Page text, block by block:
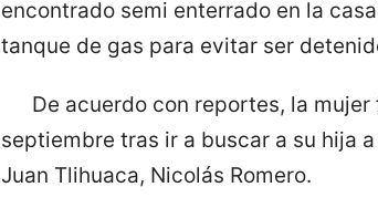
encontrado semi enterrado en la
tanque de gas para evitar ser
De acuerdo con reportes, la
septiembre tras ir a buscar a su hija
Juan Tlihuaca, Nicolás Romero.